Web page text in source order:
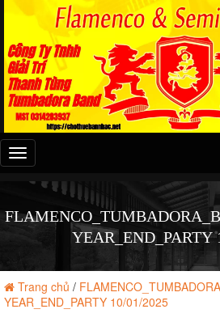
Đây
là
menu
YEAR_END_PARTY
Trang chủ /
YEAR_END_PARTY 10/01/2025